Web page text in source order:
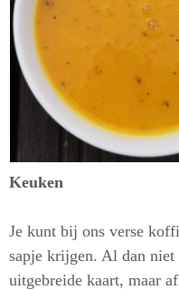
Keuken
Je kunt bij ons verse
sapje krijgen. Al dan niet
uitgebreide kaart, maar